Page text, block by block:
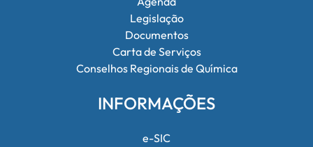
Legislação
Documentos
Carta de Serviços
Conselhos Regionais de Química
INFORMAÇÕES
e-SIC